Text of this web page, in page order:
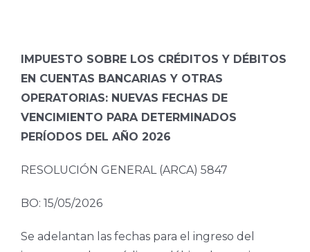
IMPUESTO SOBRE LOS CRÉDITOS Y DÉBITOS
EN CUENTAS BANCARIAS Y OTRAS
OPERATORIAS: NUEVAS FECHAS DE
VENCIMIENTO PARA DETERMINADOS
PERÍODOS DEL AÑO 2026
RESOLUCIÓN GENERAL (ARCA) 5847
BO: 15/05/2026
Se adelantan las fechas para el ingreso del